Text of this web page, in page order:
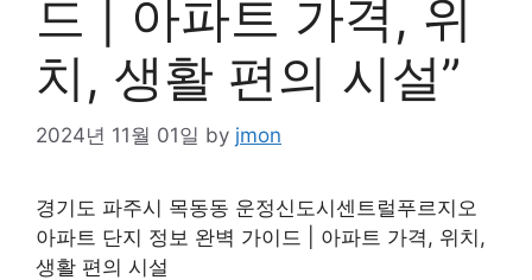
드 | 아파트 가격, 위
치, 생활 편의 시설”
2024년 11월 01일 by jmon
경기도 파주시 목동동 운정신도시센트럴푸르지오
아파트 단지 정보 완벽 가이드 | 아파트 가격, 위치,
생활 편의 시설